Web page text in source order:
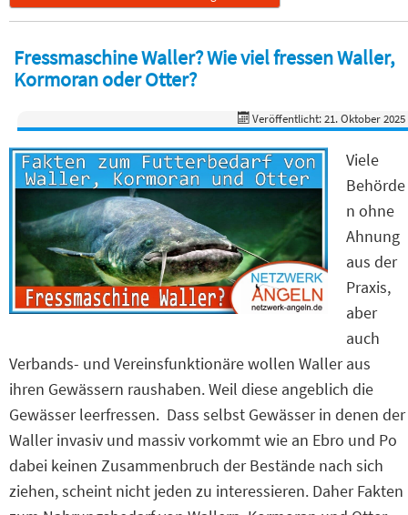
Fressmaschine Waller? Wie viel fressen Waller,
Kormoran oder Otter?
Veröffentlicht: 21. Oktober 2025
Viele
Behörde
n ohne
Ahnung
aus der
Praxis,
aber
auch
Verbands- und Vereinsfunktionäre wollen Waller aus
ihren Gewässern raushaben. Weil diese angeblich die
Gewässer leerfressen. Dass selbst Gewässer in denen der
Waller invasiv und massiv vorkommt wie an Ebro und Po
dabei keinen Zusammenbruch der Bestände nach sich
ziehen, scheint nicht jeden zu interessieren. Daher Fakten